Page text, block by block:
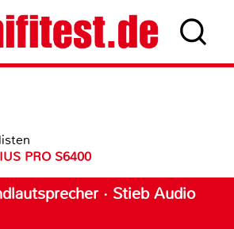
PRO S6400
· Stieb Audio